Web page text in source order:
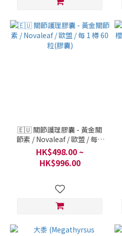
🇪🇺 關節護理膠囊 - 黃金關
節素 / Novaleaf / 歐盟 / 每 1
樽 60粒(膠囊)
HK$498.00 ~
HK$996.00